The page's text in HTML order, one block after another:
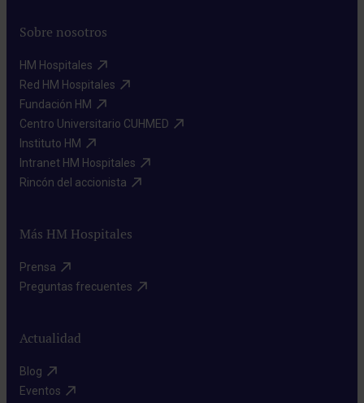
Sobre nosotros
HM Hospitales​
Red HM Hospitales​
Fundación HM​
Centro Universitario CUHMED​
Instituto HM​
Intranet HM Hospitales​
Rincón del accionista​
Más HM Hospitales
Prensa​
Preguntas frecuentes​
Actualidad
Blog​
Eventos​